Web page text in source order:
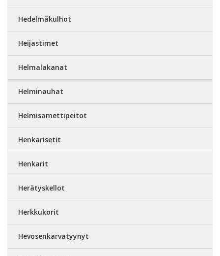
Hedelmäkulhot
Heijastimet
Helmalakanat
Helminauhat
Helmisamettipeitot
Henkarisetit
Henkarit
Herätyskellot
Herkkukorit
Hevosenkarvatyynyt